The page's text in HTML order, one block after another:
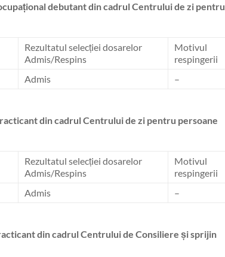
debutant din cadrul Centrului de zi pentru
Rezultatul selecției dosarelor
Admis/Respins
Motivul
respingerii
Admis –
din cadrul Centrului de zi pentru persoane
Rezultatul selecției dosarelor
Admis/Respins
Motivul
respingerii
Admis –
din cadrul Centrului de Consiliere și sprijin